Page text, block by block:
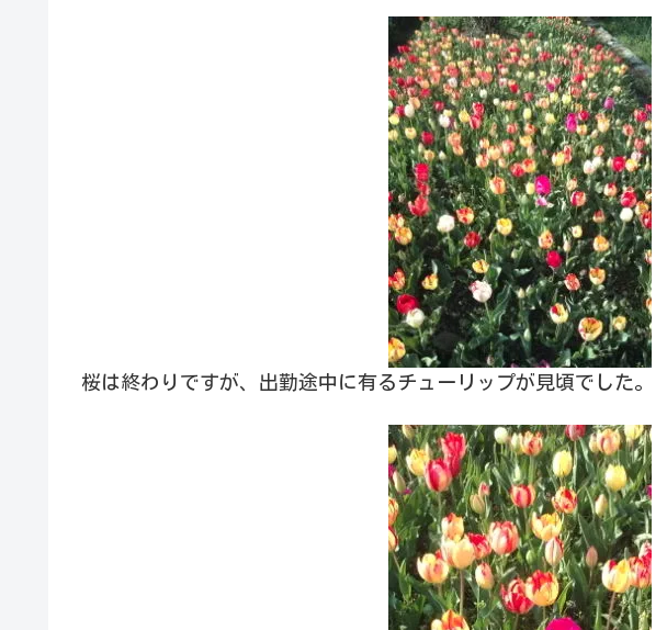
桜は終わりですが、出勤途中に有るチューリップが見頃でした。